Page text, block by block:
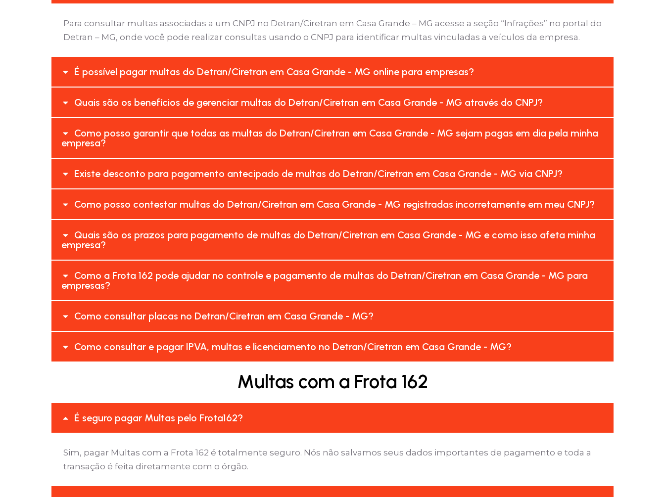
Para consultar multas associadas a um CNPJ no Detran/Ciretran em Casa Grande – MG acesse a seção “Infrações” no portal do
Detran – MG, onde você pode realizar consultas usando o CNPJ para identificar multas vinculadas a veículos da empresa.
É possível pagar multas do Detran/Ciretran em Casa Grande - MG online para empresas?
Quais são os benefícios de gerenciar multas do Detran/Ciretran em Casa Grande - MG através do CNPJ?
Como posso garantir que todas as multas do Detran/Ciretran em Casa Grande - MG sejam pagas em dia pela minha
empresa?
Existe desconto para pagamento antecipado de multas do Detran/Ciretran em Casa Grande - MG via CNPJ?
Como posso contestar multas do Detran/Ciretran em Casa Grande - MG registradas incorretamente em meu CNPJ?
Quais são os prazos para pagamento de multas do Detran/Ciretran em Casa Grande - MG e como isso afeta minha
empresa?
Como a Frota 162 pode ajudar no controle e pagamento de multas do Detran/Ciretran em Casa Grande - MG para
empresas?
Como consultar placas no Detran/Ciretran em Casa Grande - MG?
Como consultar e pagar IPVA, multas e licenciamento no Detran/Ciretran em Casa Grande - MG?
Multas com a Frota 162
É seguro pagar Multas pelo Frota162?
Sim, pagar Multas com a Frota 162 é totalmente seguro. Nós não salvamos seus dados importantes de pagamento e toda a
transação é feita diretamente com o órgão.